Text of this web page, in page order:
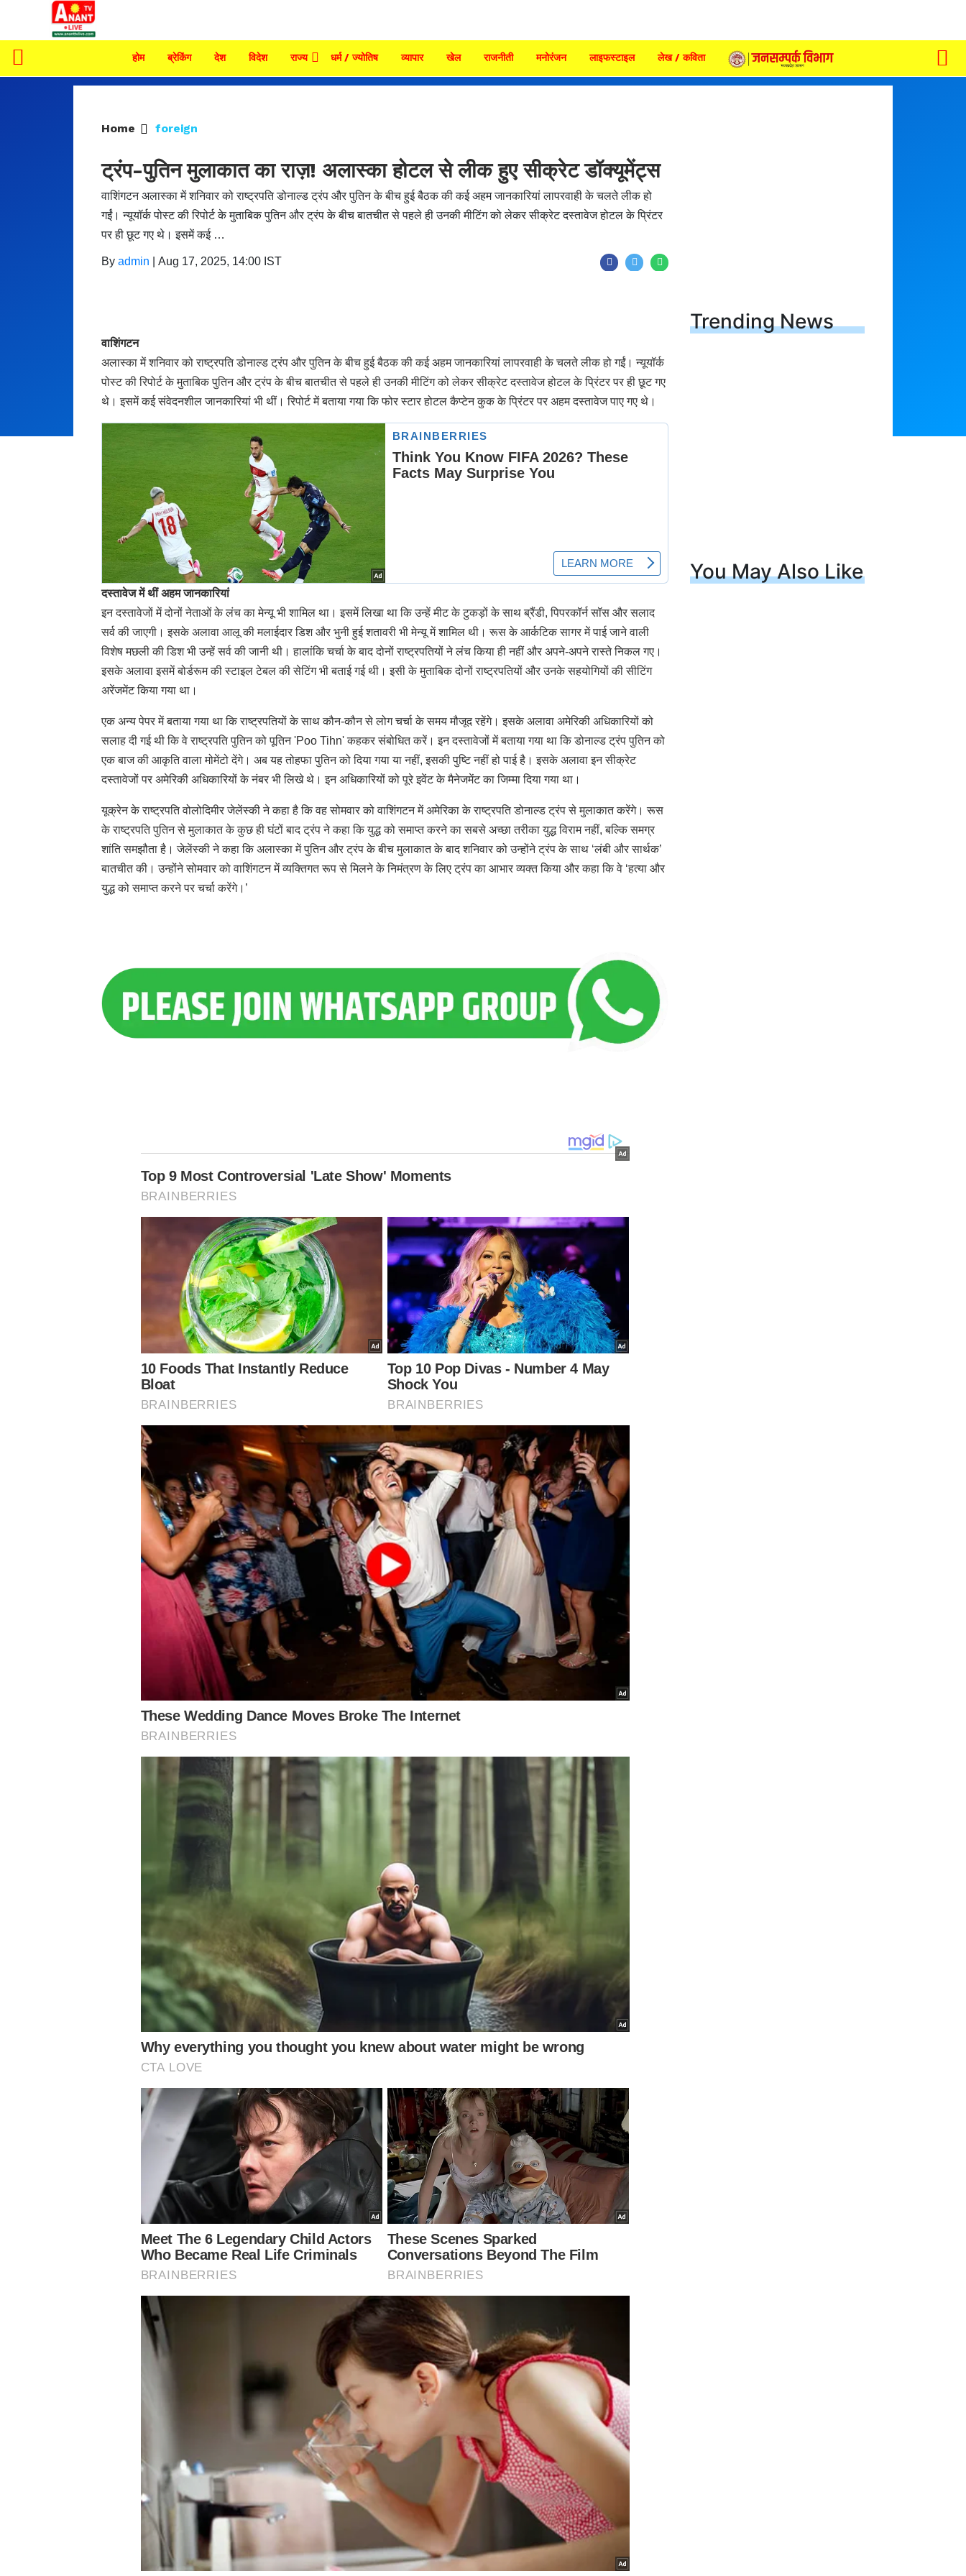
होम ब्रेकिंग देश विदेश राज्य धर्म / ज्योतिष व्यापार खेल राजनीती मनोरंजन लाइफस्टाइल लेख / कविता
Home foreign
ट्रंप-पुतिन मुलाकात का राज़! अलास्का होटल से लीक हुए सीक्रेट डॉक्यूमेंट्स
वाशिंगटन अलास्का में शनिवार को राष्ट्रपति डोनाल्ड ट्रंप और पुतिन के बीच हुई बैठक की कई अहम जानकारियां लापरवाही के चलते लीक हो
गईं। न्यूयॉर्क पोस्ट की रिपोर्ट के मुताबिक पुतिन और ट्रंप के बीच बातचीत से पहले ही उनकी मीटिंग को लेकर सीक्रेट दस्तावेज होटल के प्रिंटर
पर ही छूट गए थे। इसमें कई …
By admin Aug 17, 2025, 14:00 IST
वाशिंगटन
अलास्का में शनिवार को राष्ट्रपति डोनाल्ड ट्रंप और पुतिन के बीच हुई बैठक की कई अहम जानकारियां लापरवाही के चलते लीक हो गईं। न्यूयॉर्क
पोस्ट की रिपोर्ट के मुताबिक पुतिन और ट्रंप के बीच बातचीत से पहले ही उनकी मीटिंग को लेकर सीक्रेट दस्तावेज होटल के प्रिंटर पर ही छूट गए
थे। इसमें कई संवेदनशील जानकारियां भी थीं। रिपोर्ट में बताया गया कि फोर स्टार होटल कैप्टेन कुक के प्रिंटर पर अहम दस्तावेज पाए गए थे।
दस्तावेज में थीं अहम जानकारियां
इन दस्तावेजों में दोनों नेताओं के लंच का मेन्यू भी शामिल था। इसमें लिखा था कि उन्हें मीट के टुकड़ों के साथ ब्रैंडी, पिपरकॉर्न सॉस और सलाद
सर्व की जाएगी। इसके अलावा आलू की मलाईदार डिश और भुनी हुई शतावरी भी मेन्यू में शामिल थी। रूस के आर्कटिक सागर में पाई जाने वाली
विशेष मछली की डिश भी उन्हें सर्व की जानी थी। हालांकि चर्चा के बाद दोनों राष्ट्रपतियों ने लंच किया ही नहीं और अपने-अपने रास्ते निकल गए।
इसके अलावा इसमें बोर्डरूम की स्टाइल टेबल की सेटिंग भी बताई गई थी। इसी के मुताबिक दोनों राष्ट्रपतियों और उनके सहयोगियों की सीटिंग
अरेंजमेंट किया गया था।
एक अन्य पेपर में बताया गया था कि राष्ट्रपतियों के साथ कौन-कौन से लोग चर्चा के समय मौजूद रहेंगे। इसके अलावा अमेरिकी अधिकारियों को
सलाह दी गई थी कि वे राष्ट्रपति पुतिन को पूतिन 'Poo Tihn' कहकर संबोधित करें। इन दस्तावेजों में बताया गया था कि डोनाल्ड ट्रंप पुतिन को
एक बाज की आकृति वाला मोमेंटो देंगे। अब यह तोहफा पुतिन को दिया गया या नहीं, इसकी पुष्टि नहीं हो पाई है। इसके अलावा इन सीक्रेट
दस्तावेजों पर अमेरिकी अधिकारियों के नंबर भी लिखे थे। इन अधिकारियों को पूरे इवेंट के मैनेजमेंट का जिम्मा दिया गया था।
यूक्रेन के राष्ट्रपति वोलोदिमीर जेलेंस्की ने कहा है कि वह सोमवार को वाशिंगटन में अमेरिका के राष्ट्रपति डोनाल्ड ट्रंप से मुलाकात करेंगे। रूस
के राष्ट्रपति पुतिन से मुलाकात के कुछ ही घंटों बाद ट्रंप ने कहा कि युद्ध को समाप्त करने का सबसे अच्छा तरीका युद्ध विराम नहीं, बल्कि समग्र
शांति समझौता है। जेलेंस्की ने कहा कि अलास्का में पुतिन और ट्रंप के बीच मुलाकात के बाद शनिवार को उन्होंने ट्रंप के साथ ‘लंबी और सार्थक’
बातचीत की। उन्होंने सोमवार को वाशिंगटन में व्यक्तिगत रूप से मिलने के निमंत्रण के लिए ट्रंप का आभार व्यक्त किया और कहा कि वे ‘हत्या और
युद्ध को समाप्त करने पर चर्चा करेंगे।’
Trending News
You May Also Like